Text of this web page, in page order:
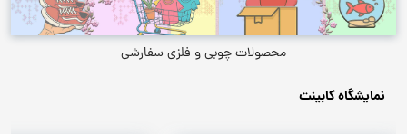
محصولات چوبی و فلزی سفارشی
نمایشگاه کابینت